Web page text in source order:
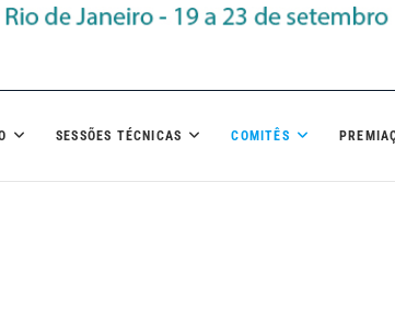
SESSÕES TÉCNICAS COMITÊS